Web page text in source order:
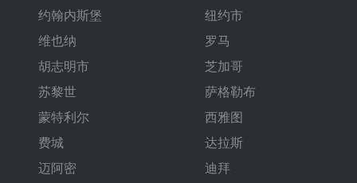
约翰内斯堡
纽约市
维也纳
罗马
胡志明市
芝加哥
苏黎世
萨格勒布
蒙特利尔
西雅图
费城
达拉斯
迈阿密
迪拜